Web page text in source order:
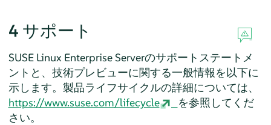
4 サポート
SUSE Linux Enterprise Serverのサポートステートメ
ントと、技術プレビューに関する一般情報を以下に
示します。製品ライフサイクルの詳細については、
https://www.suse.com/lifecycle
を参照してくだ
さい。